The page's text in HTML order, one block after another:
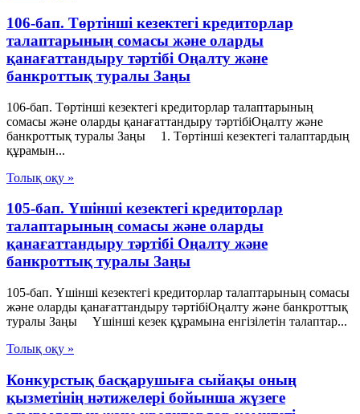
106-бап. Төртінші кезектегі кредиторлар
талаптарының сомасы және оларды
қанағаттандыру тәртібі Оңалту және
банкроттық туралы Заңы
106-бап. Төртінші кезектегі кредиторлар талаптарының
сомасы және оларды қанағаттандыру тәртібіОңалту және
банкроттық туралы Заңы 1. Төртінші кезектегі талаптардың
құрамын...
Толық оқу »
105-бап. Үшінші кезектегі кредиторлар
талаптарының сомасы және оларды
қанағаттандыру тәртібі Оңалту және
банкроттық туралы Заңы
105-бап. Үшінші кезектегі кредиторлар талаптарының сомасы
және оларды қанағаттандыру тәртібіОңалту және банкроттық
туралы Заңы Үшінші кезек құрамына енгізілетін талаптар...
Толық оқу »
Конкурстық басқарушыға сыйақы оның
қызметінің нәтижелері бойынша жүзеге